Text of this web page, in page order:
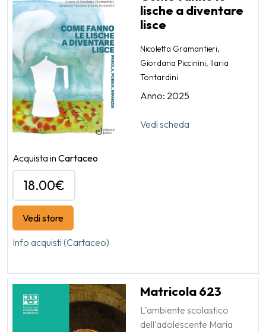
lische a diventare
lisce
Nicoletta Gramantieri,
Giordana Piccinini, Ilaria
Tontardini
Anno: 2025
Vedi scheda
Acquista in Cartaceo
18.00€
Vedi store
Info acquisti (Cartaceo)
Matricola 623
L'ambiente scolastico
dell'adolescente Maria